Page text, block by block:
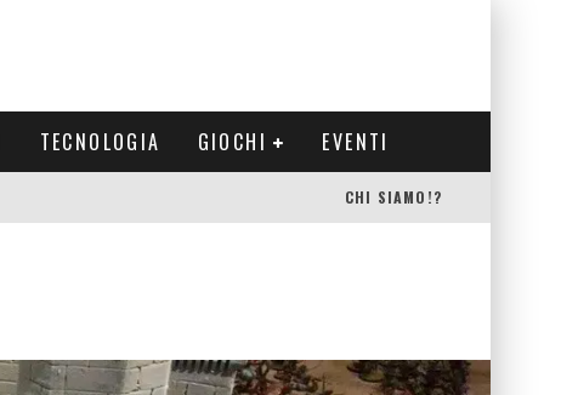
TECNOLOGIA GIOCHI EVENTI
CHI SIAMO!?